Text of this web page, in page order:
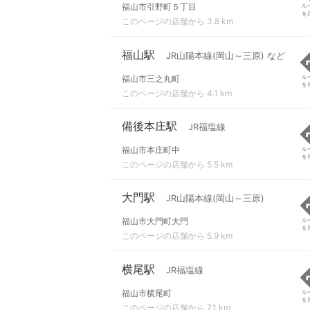
福山市引野町５丁目
このページの店舗から 3.8 km
ル
を
福山駅 JR山陽本線(岡山～三原) など
福山市三之丸町
このページの店舗から 4.1 km
ル
を
備後本庄駅 JR福塩線
福山市本庄町中
このページの店舗から 5.5 km
ル
を
大門駅 JR山陽本線(岡山～三原)
福山市大門町大門
このページの店舗から 5.9 km
ル
を
横尾駅 JR福塩線
福山市横尾町
このページの店舗から 7.1 km
ル
を